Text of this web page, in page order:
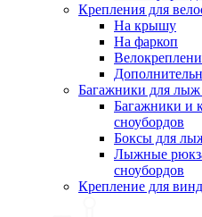
Крепления для
На крышу
На фаркоп
Багажники для лыж
Багажники и
сноубордов
Боксы для
Лыжные
сноубордов
Крепление для